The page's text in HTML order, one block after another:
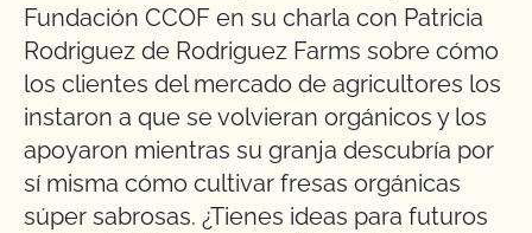
Fundación CCOF en su charla con Patricia
Rodriguez de Rodriguez Farms sobre cómo
los clientes del mercado de agricultores los
instaron a que se volvieran orgánicos y los
apoyaron mientras su granja descubría por
sí misma cómo cultivar fresas orgánicas
súper sabrosas. ¿Tienes ideas para futuros